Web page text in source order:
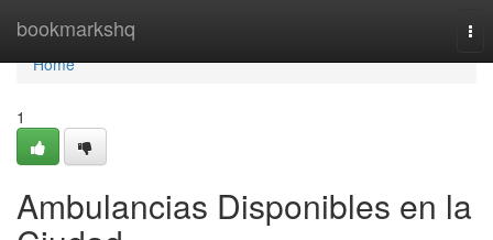
bookmarkshq
Home
Home
1
Ambulancias Disponibles en la